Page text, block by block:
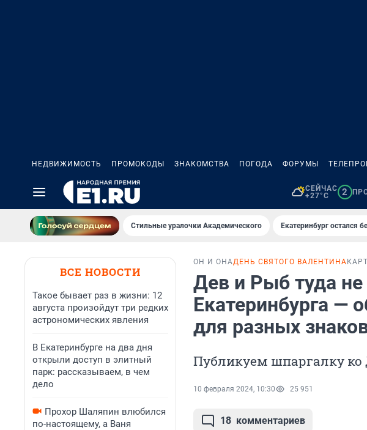
НЕДВИЖИМОСТЬ ПРОМОКОДЫ ЗНАКОМСТВА ПОГОДА ФОРУМЫ
СЕЙЧАС
+27°C
2
Стильные уралочки Академического Екатеринбург остался
ВСЕ НОВОСТИ
Такое бывает раз в жизни: 12
августа произойдут три редких
астрономических явления
В Екатеринбурге на два дня
открыли доступ в элитный
парк: рассказываем, в чем
дело
Прохор Шаляпин влюбился
по-настоящему, а Ваня
ОН И ОНАДЕНЬ СВЯТОГО ВАЛЕНТИНА
Дев и Рыб туда
Екатеринбурга —
для разных
Публикуем шпаргалку
10 февраля 2024, 10:30 25 951
18 комментариев